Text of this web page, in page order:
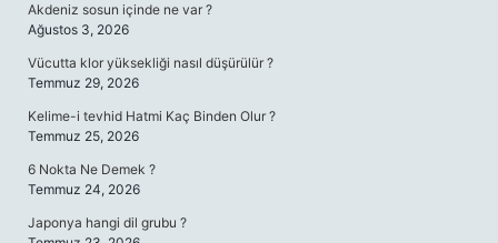
Akdeniz sosun içinde ne var ?
Ağustos 3, 2026
Vücutta klor yüksekliği nasıl düşürülür ?
Temmuz 29, 2026
Kelime-i tevhid Hatmi Kaç Binden Olur ?
Temmuz 25, 2026
6 Nokta Ne Demek ?
Temmuz 24, 2026
Japonya hangi dil grubu ?